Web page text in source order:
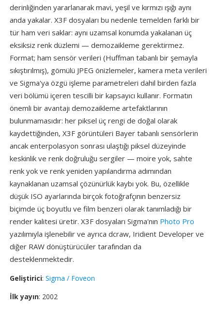
derinliğinden yararlanarak mavi, yeşil ve kırmızı ışığı aynı
anda yakalar. X3F dosyaları bu nedenle temelden farklı bir
tür ham veri saklar: aynı uzamsal konumda yakalanan üç
eksiksiz renk düzlemi — demozaikleme gerektirmez.
Format; ham sensör verileri (Huffman tabanlı bir şemayla
sıkıştırılmış), gömülü JPEG önizlemeler, kamera meta verileri
ve Sigma'ya özgü işleme parametreleri dahil birden fazla
veri bölümü içeren tescilli bir kapsayıcı kullanır. Formatın
önemli bir avantajı demozaikleme artefaktlarının
bulunmamasıdır: her piksel üç rengi de doğal olarak
kaydettiğinden, X3F görüntüleri Bayer tabanlı sensörlerin
ancak enterpolasyon sonrası ulaştığı piksel düzeyinde
keskinlik ve renk doğruluğu sergiler — moire yok, sahte
renk yok ve renk yeniden yapılandırma adımından
kaynaklanan uzamsal çözünürlük kaybı yok. Bu, özellikle
düşük ISO ayarlarında birçok fotoğrafçının benzersiz
biçimde üç boyutlu ve film benzeri olarak tanımladığı bir
render kalitesi üretir. X3F dosyaları Sigma'nın Photo Pro
yazılımıyla işlenebilir ve ayrıca dcraw, Iridient Developer ve
diğer RAW dönüştürücüler tarafından da
desteklenmektedir.
Geliştirici: Sigma / Foveon
İlk yayın: 2002